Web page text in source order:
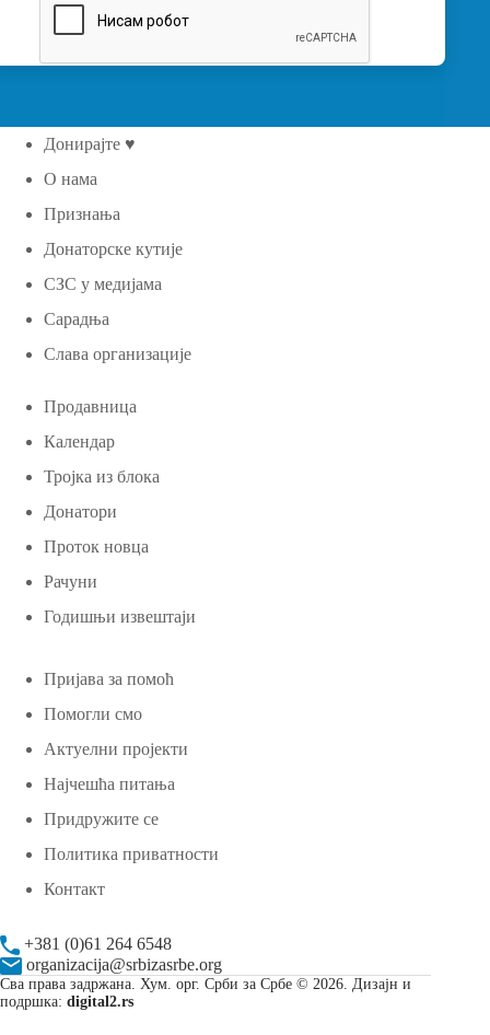
Донирајте ♥
О нама
Признања
Донаторске кутије
СЗС у медијама
Сарадња
Слава организације
Продавница
Календар
Тројка из блока
Донатори
Проток новца
Рачуни
Годишњи извештаји
Пријава за помоћ
Помогли смо
Актуелни пројекти
Најчешћа питања
Придружите се
Политика приватности
Контакт
+381 (0)61 264 6548
organizacija@srbizasrbe.org
Сва права задржана. Хум. орг. Срби за Србе © 2026. Дизајн и
подршка: digital2.rs